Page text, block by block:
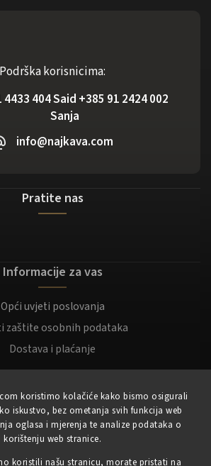
koristimo kolačiće kako bismo osigurali
iskustvo, bez ometanja svih funkcija web
oglasa i mjerenja te analize podataka o
korištenju web stranice.
koristili našu stranicu, morate pristati na
Podrška korisnicima:
4433 404 Said +385 91 2424 002
Sanja
info@najkava.com
Pratite nas
Informacije za vas
Opći uvjeti poslovanja
zaštite osobnih podataka
Dostava i plaćanje
Moj račun
Registracija